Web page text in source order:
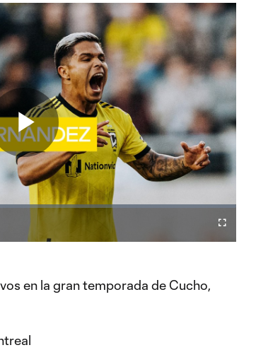
Play
Video
Fullscreen
en la gran temporada de Cucho,